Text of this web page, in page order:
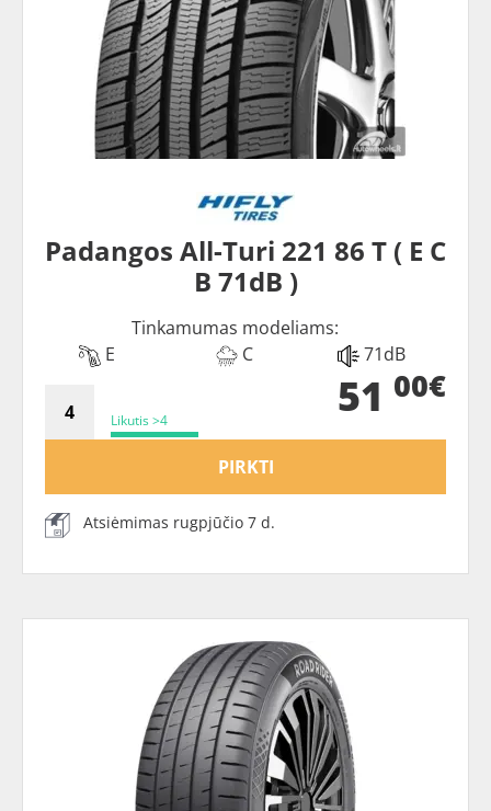
Padangos All-Turi 221 86 T ( E C
B 71dB )
Tinkamumas modeliams:
E
C 71dB
Likutis >4 51 00€
PIRKTI
Atsiėmimas rugpjūčio 7 d.